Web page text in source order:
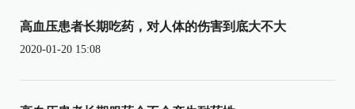
高血压患者长期吃药，对人体的伤害到底大不大
2020-01-20 15:08